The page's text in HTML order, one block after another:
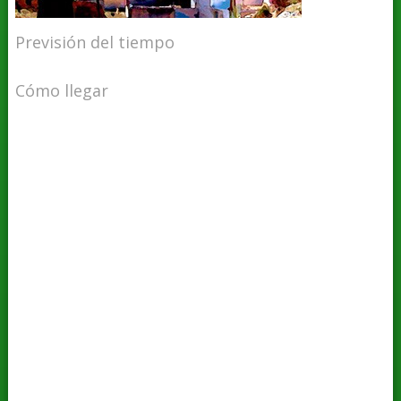
Previsión del tiempo
Cómo llegar